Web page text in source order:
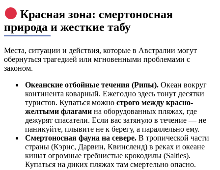
Красная зона: смертоносная
природа и жесткие табу
Места, ситуации и действия, которые в Австралии могут
обернуться трагедией или мгновенными проблемами с
законом.
Океанские отбойные течения (Рипы). Океан вокруг
континента коварный. Ежегодно здесь тонут десятки
туристов. Купаться можно строго между красно-
желтыми флагами на оборудованных пляжах, где
дежурят спасатели. Если вас затянуло в течение — не
паникуйте, плывите не к берегу, а параллельно ему.
Смертоносная фауна на севере. В тропической части
страны (Кэрнс, Дарвин, Квинсленд) в реках и океане
кишат огромные гребнистые крокодилы (Salties).
Купаться на диких пляжах там смертельно опасно.